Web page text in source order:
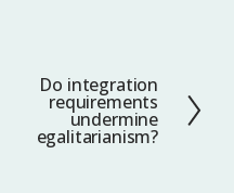
Do integration
requirements
undermine
egalitarianism?